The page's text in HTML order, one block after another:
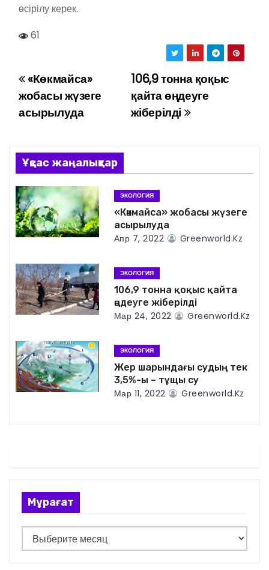
өсірілу керек.
61
Н
а
и
г
а
ц
и
я
п
о
з
а
я
м
106,9 тонна қоқыс
қайта өңдеуге
жіберілді
«Көкмайса»
жобасы жүзеге
асырылуда
Ұқсас жаңалықтар
ЭКОЛОГИЯ
«Көкмайса» жобасы жүзеге
асырылуда
Апр 7, 2022 Greenworld.kz
ЭКОЛОГИЯ
106,9 тонна қоқыс қайта
өңдеуге жіберілді
Мар 24, 2022 Greenworld.kz
ЭКОЛОГИЯ
Жер шарындағы судың тек
3,5%-ы – тұщы су
Мар 11, 2022 Greenworld.kz
Мұрағат
ұ